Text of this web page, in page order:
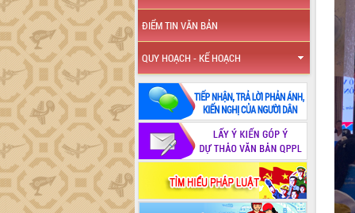
ĐIỂM TIN VĂN BẢN
QUY HOẠCH - KẾ HOẠCH